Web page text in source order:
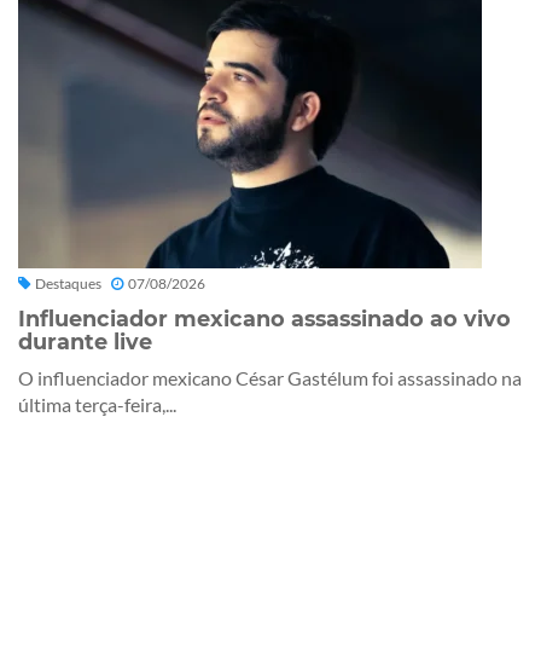
Destaques 07/08/2026
Influenciador mexicano assassinado ao vivo
durante live
O influenciador mexicano César Gastélum foi assassinado na
última terça-feira,...